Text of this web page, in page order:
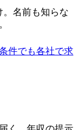
。名前も知らな
件でも各社で求